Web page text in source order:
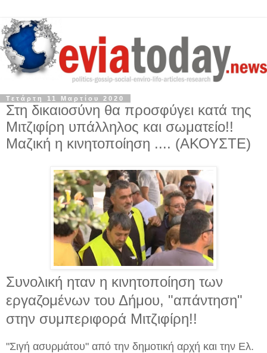
Τετάρτη 11 Μαρτίου 2020
Στη δικαιοσύνη θα προσφύγει κατά της
Μιτζιφίρη υπάλληλος και σωματείο!!
Μαζική η κινητοποίηση .... (ΑΚΟΥΣΤΕ)
Συνολική ηταν η κινητοποίηση των
εργαζομένων του Δήμου, "απάντηση"
στην συμπεριφορά Μιτζιφίρη!!
"Σιγή ασυρμάτου" από την δημοτική αρχή και την Ελ.